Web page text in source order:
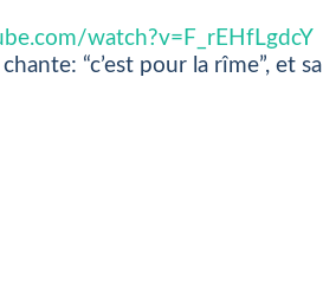
watch?v=F_rEHfLgdcY
“c’est pour la rîme”, et sa